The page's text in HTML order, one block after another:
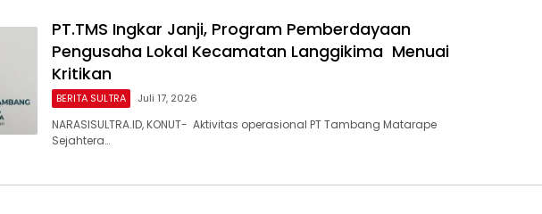
PT.TMS Ingkar Janji, Program Pemberdayaan
Pengusaha Lokal Kecamatan Langgikima Menuai
Kritikan
BERITA SULTRA Juli 17, 2026
NARASISULTRA.ID, KONUT- Aktivitas operasional PT Tambang Matarape
Sejahtera…